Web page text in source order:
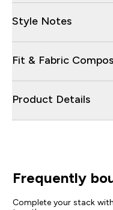
Style Notes
Fit & Fabric
Product Details
Frequently
Complete your stack